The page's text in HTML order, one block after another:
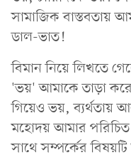
সামাজিক বাস্তবতায়
ডাল-ভাত!
বিমান নিয়ে লিখতে
'ভয়' আমাকে তাড়া
গিয়েও ভয়, ব্যর্থতায়
মহোদয় আমার
সাথে সম্পর্কের